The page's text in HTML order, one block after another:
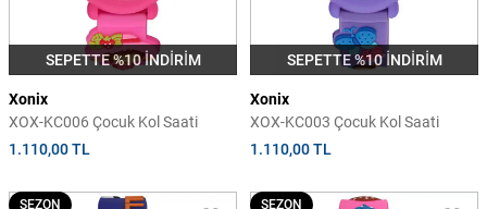
SEPETTE %10 İNDİRİM
Xonix
XOX-KC006 Çocuk Kol Saati
1.110,00 TL
SEPETTE %10 İNDİRİM
Xonix
XOX-KC003 Çocuk Kol Saati
1.110,00 TL
SEZON SEZON